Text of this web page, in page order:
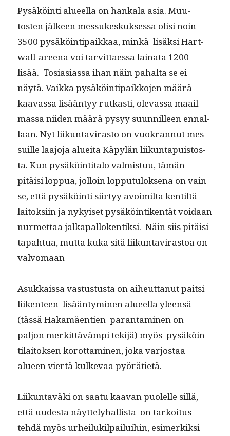
Pysäköin­ti alueel­la on han­kala asia. Muu­
tosten jäl­keen mes­sukeskuk­ses­sa olisi noin
3500 pysäköin­tipaikkaa, minkä lisäk­si Hart­
wall-areena voi tarvit­taes­sa laina­ta 1200
lisää. Tosi­asi­as­sa ihan näin pahal­ta se ei
näytä. Vaik­ka pysäköin­tipaikko­jen määrä
kaavas­sa lisään­tyy rutkasti, olevas­sa maail­
mas­sa niiden määrä pysyy suun­nilleen ennal­
laan. Nyt liikun­tavi­ras­to on vuokran­nut mes­
suille laa­jo­ja aluei­ta Käpylän liikun­ta­puis­tos­
ta. Kun pysäköin­ti­ta­lo valmis­tuu, tämän
pitäisi lop­pua, jol­loin lop­putu­lok­se­na on vain
se, että pysäköin­ti siir­tyy avoim­il­ta ken­tiltä
laitok­si­in ja nykyiset pysäköin­tiken­tät voidaan
nurmet­taa jalka­pal­lo­ken­tik­si. Näin siis pitäisi
tapah­tua, mut­ta kuka sitä liikun­tavi­ras­toa on
valvomaan
Asukkaissa vas­tus­tus­ta on aiheut­tanut pait­si
liiken­teen lisään­tymi­nen alueel­la yleen­sä
(tässä Hakamäen­tien paran­t­a­mi­nen on
paljon merkit­tävämpi tek­i­jä) myös pysäköin­
ti­laitok­sen korot­ta­mi­nen, joka var­jostaa
alueen viertä kulke­vaa pyörätietä.
Liikun­tavä­ki on saatu kaa­van puolelle sil­lä,
että uud­es­ta näyt­te­ly­hal­lista on tarkoi­tus
tehdä myös urheiluk­il­pailui­hin, esimerkik­si